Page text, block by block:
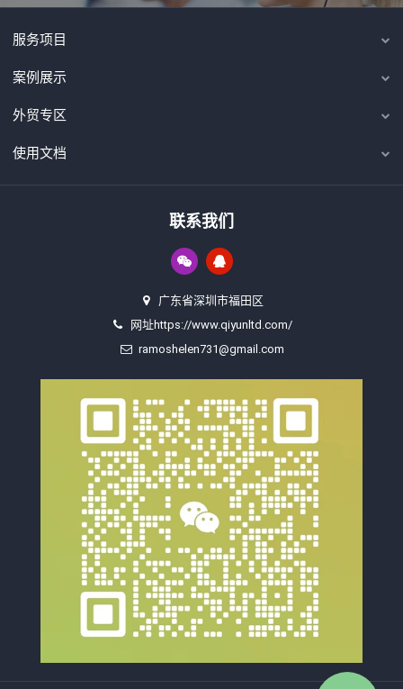
服务项目
案例展示
外贸专区
使用文档
联系我们
广东省深圳市福田区
网址https://www.qiyunltd.com/
ramoshelen731@gmail.com